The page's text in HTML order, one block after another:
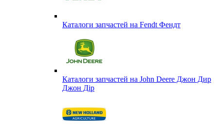
Каталоги запчастей на Fendt Фендт
Каталоги запчастей на John Deere Джон Дир
Джон Дір